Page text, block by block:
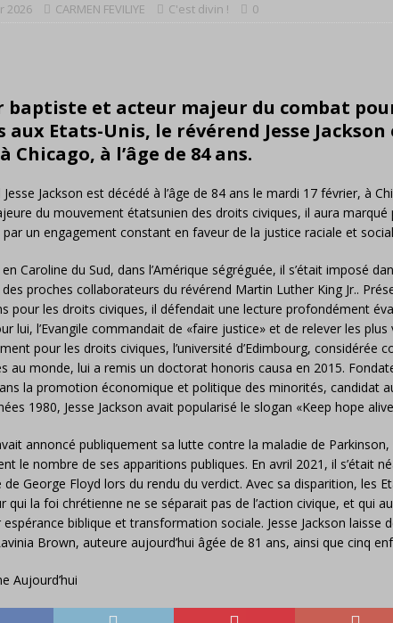
2026 CARMEN FEVILIYE C'est divin ! 0
baptiste et acteur majeur du combat
aux Etats-Unis, le révérend Jesse
Chicago, à l’âge de 84 ans.
Jackson est décédé à l’âge de 84 ans le mardi 17 février, à
du mouvement étatsunien des droits civiques, il aura marqué
par un engagement constant en faveur de la justice raciale et
Caroline du Sud, dans l’Amérique ségréguée, il s’était imposé
des proches collaborateurs du révérend Martin Luther King Jr..
pour les droits civiques, il défendait une lecture profondément
lui, l’Evangile commandait de «faire justice» et de relever les
pour les droits civiques, l’université d’Edimbourg, considérée
au monde, lui a remis un doctorat honoris causa en 2015.
la promotion économique et politique des minorités, candidat
1980, Jesse Jackson avait popularisé le slogan «Keep hope
annoncé publiquement sa lutte contre la maladie de
le nombre de ses apparitions publiques. En avril 2021, il s’était
de George Floyd lors du rendu du verdict. Avec sa disparition, les
qui la foi chrétienne ne se séparait pas de l’action civique, et qui
biblique et transformation sociale. Jesse Jackson laisse
Brown, auteure aujourd’hui âgée de 81 ans, ainsi que cinq
Aujourd’hui